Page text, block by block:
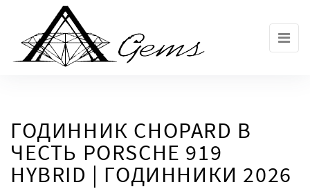
ГОДИННИК CHOPARD В
ЧЕСТЬ PORSCHE 919
HYBRID | ГОДИННИКИ 2026